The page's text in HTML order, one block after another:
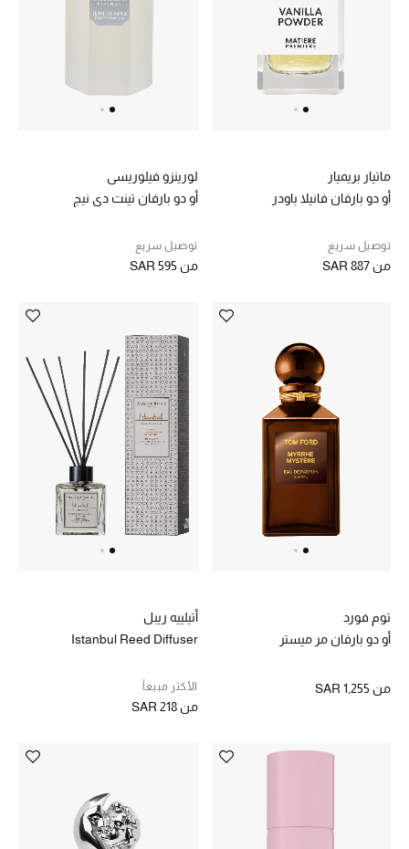
ركن أناقة المنتجعات
جميع إصدارتنا النسائية
تشكيلة المناسبات للنساء
الملابس الرياضية النسائية
تشكيلة الأعراس
حقائب وأحذية متطابقة
هدايا للنساء
جميع الحقائب النسائية
جميع الإكسسورات النسائية
ماتيار بريميار
أو دو بارفان فانيلا باودر
توصيل سريع
منSAR 887
لورينزو فيلوريسي
أو دو بارفان تينت دي نيج
توصيل سريع
من SAR 595
توم فورد
أو دو بارفان مر ميستر
من SAR 1,255
أتيلييه ريبل
Istanbul Reed Diffuser
الأكثر مبيعاً
من SAR 218